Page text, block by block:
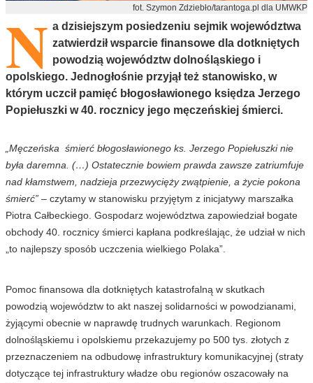
fot. Szymon Zdziebło/tarantoga.pl dla UMWKP
N a dzisiejszym posiedzeniu sejmik województwa
zatwierdził wsparcie finansowe dla dotkniętych
powodzią województw dolnośląskiego i
opolskiego. Jednogłośnie przyjął też stanowisko, w
którym uczcił pamięć błogosławionego księdza Jerzego
Popiełuszki w 40. rocznicy jego męczeńskiej śmierci.
„Męczeńska śmierć błogosławionego ks. Jerzego Popiełuszki nie
była daremna. (…) Ostatecznie bowiem prawda zawsze zatriumfuje
nad kłamstwem, nadzieja przezwycięży zwątpienie, a życie pokona
śmierć” – czytamy w stanowisku przyjętym z inicjatywy marszałka
Piotra Całbeckiego. Gospodarz województwa zapowiedział bogate
obchody 40. rocznicy śmierci kapłana podkreślając, że udział w nich
„to najlepszy sposób uczczenia wielkiego Polaka”.
Pomoc finansowa dla dotkniętych katastrofalną w skutkach
powodzią województw to akt naszej solidarności w powodzianami,
żyjącymi obecnie w naprawdę trudnych warunkach. Regionom
dolnośląskiemu i opolskiemu przekazujemy po 500 tys. złotych z
przeznaczeniem na odbudowę infrastruktury komunikacyjnej (straty
dotyczące tej infrastruktury władze obu regionów oszacowały na